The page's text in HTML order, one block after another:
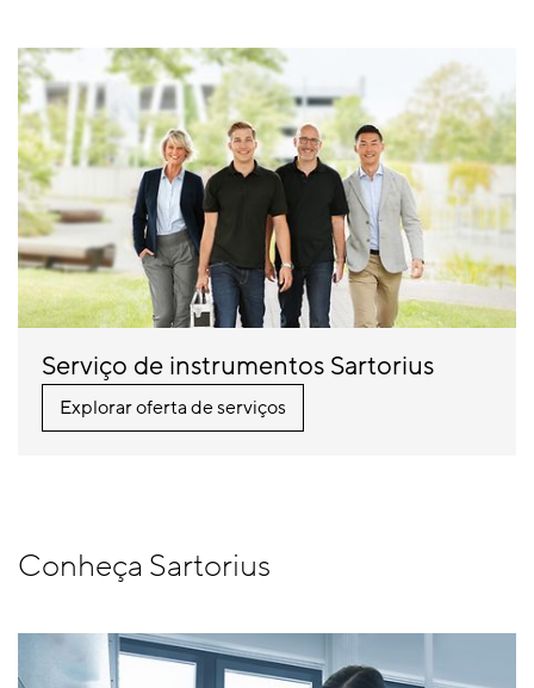
Serviço de instrumentos Sartorius
Explorar oferta de serviços
Conheça Sartorius